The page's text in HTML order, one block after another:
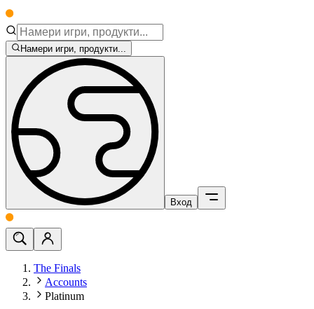
Намери игри, продукти...
Вход
The Finals
Accounts
Platinum